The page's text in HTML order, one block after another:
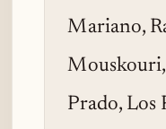
Mariano,
Mouskouri,
Prado, Los